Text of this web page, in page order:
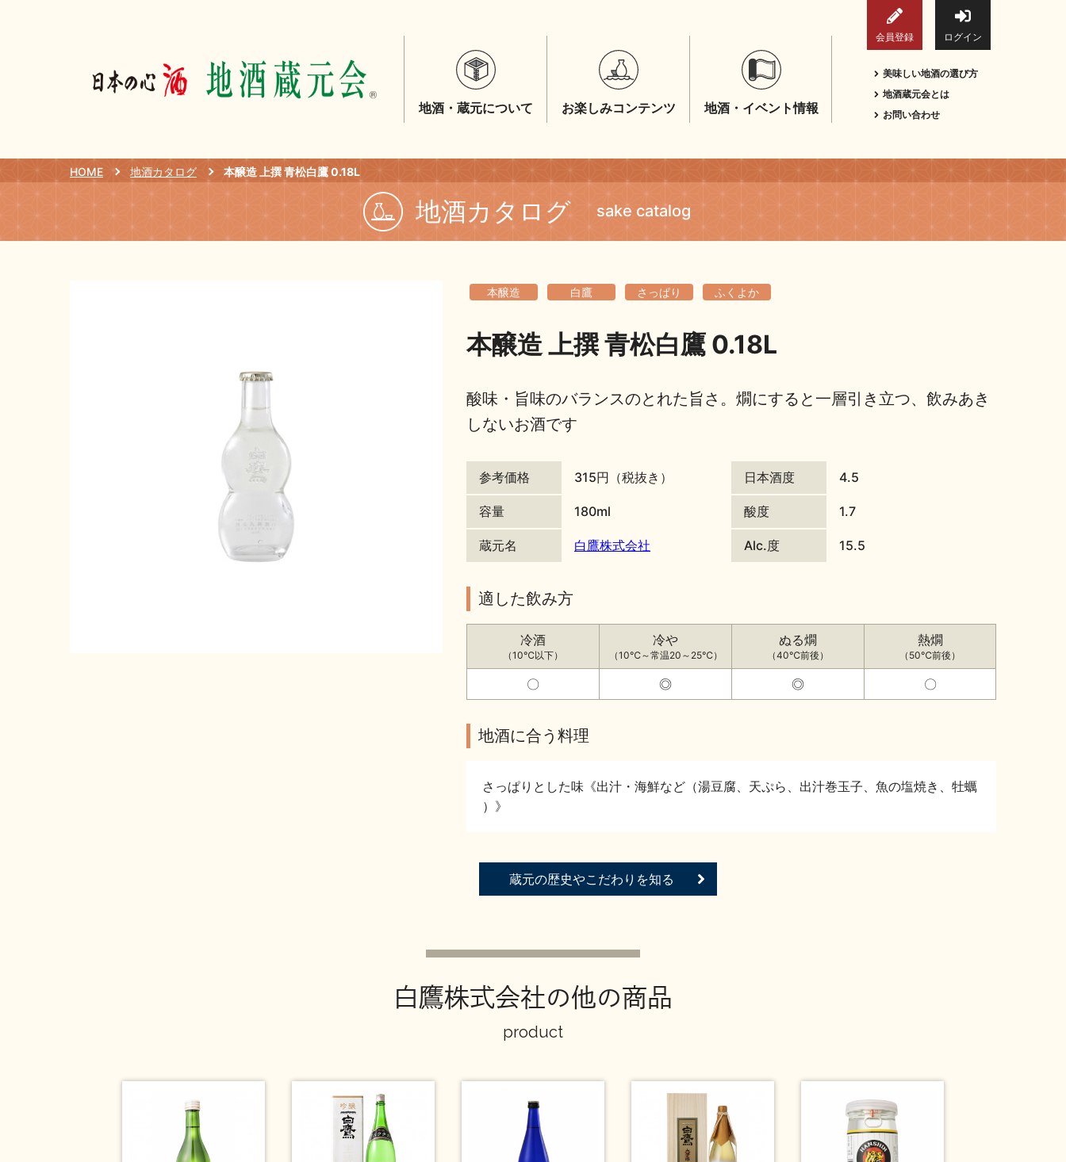
会員登録 ログイン
地酒・蔵元について お楽しみコンテンツ 地酒・イベント情報
美味しい地酒の選び方
地酒蔵元会とは
お問い合わせ
HOME 地酒カタログ 本醸造 上撰 青松白鷹 0.18L
地酒カタログ sake catalog
本醸造 白鷹 さっぱり ふくよか
本醸造 上撰 青松白鷹 0.18L
酸味・旨味のバランスのとれた旨さ。燗にすると一層引き立つ、飲みあき
しないお酒です
参考価格 315円（税抜き）
容量 180ml
蔵元名 白鷹株式会社
日本酒度 4.5
酸度 1.7
Alc.度 15.5
適した飲み方
冷酒
（10℃以下）
冷や
（10℃～常温20～25℃）
ぬる燗
（40℃前後）
熱燗
（50℃前後）
〇 ◎ ◎ 〇
地酒に合う料理
さっぱりとした味《出汁・海鮮など（湯豆腐、天ぷら、出汁巻玉子、魚の塩焼き、牡蠣
）》
蔵元の歴史やこだわりを知る
白鷹株式会社の他の商品
product